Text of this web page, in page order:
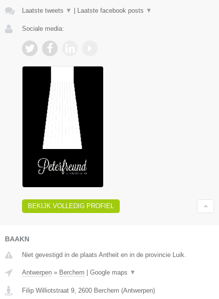
Laatste tweets ▼ Laatste facebook posts ▼
Sociale media:
BEKIJK VOLLEDIG PROFIEL
BAAKN
Niet gevestigd in de plaats Antheit en in de provincie Luik.
Antwerpen » Berchem Google maps ▼
Filip Williotstraat 9 2600 Berchem (Antwerpen)